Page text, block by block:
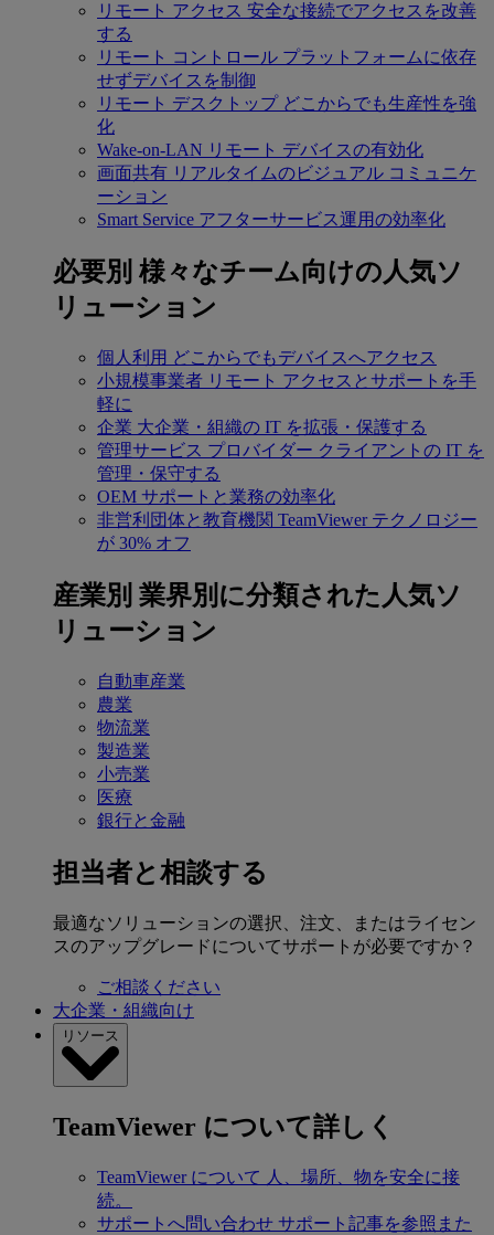
リモート アクセス 安全な接続でアクセスを改善
する
リモート コントロール プラットフォームに依存
せずデバイスを制御
リモート デスクトップ どこからでも生産性を強
化
Wake-on-LAN リモート デバイスの有効化
画面共有 リアルタイムのビジュアル コミュニケ
ーション
Smart Service アフターサービス運用の効率化
必要別 様々なチーム向けの人気ソ
リューション
個人利用 どこからでもデバイスへアクセス
小規模事業者 リモート アクセスとサポートを手
軽に
企業 大企業・組織の IT を拡張・保護する
管理サービス プロバイダー クライアントの IT を
管理・保守する
OEM サポートと業務の効率化
非営利団体と教育機関 TeamViewer テクノロジー
が 30% オフ
産業別 業界別に分類された人気ソ
リューション
自動車産業
農業
物流業
製造業
小売業
医療
銀行と金融
担当者と相談する
最適なソリューションの選択、注文、またはライセン
スのアップグレードについてサポートが必要ですか？
ご相談ください
大企業・組織向け
リソース
TeamViewer について詳しく
TeamViewer について 人、場所、物を安全に接
続。
サポートへ問い合わせ サポート記事を参照また